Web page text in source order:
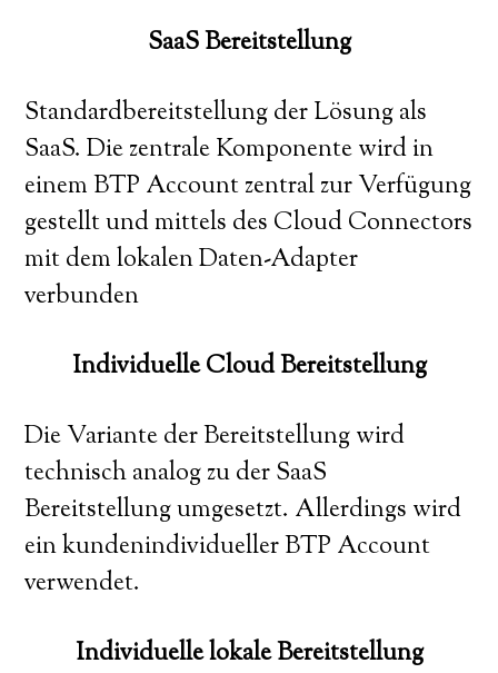
SaaS Bereitstellung
Standardbereitstellung der Lösung als
SaaS. Die zentrale Komponente wird in
einem BTP Account zentral zur Verfügung
gestellt und mittels des Cloud Connectors
mit dem lokalen Daten-Adapter
verbunden
Individuelle Cloud Bereitstellung
Die Variante der Bereitstellung wird
technisch analog zu der SaaS
Bereitstellung umgesetzt. Allerdings wird
ein kundenindividueller BTP Account
verwendet.
Individuelle lokale Bereitstellung